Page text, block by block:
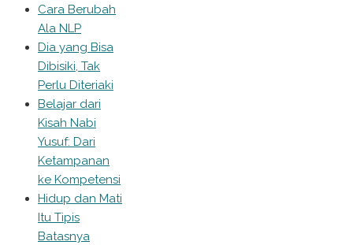
Cara Berubah
Ala NLP
Dia yang Bisa
Dibisiki, Tak
Perlu Diteriaki
Belajar dari
Kisah Nabi
Yusuf: Dari
Ketampanan
ke Kompetensi
Hidup dan Mati
Itu Tipis
Batasnya